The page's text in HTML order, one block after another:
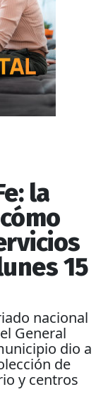
la
15
nacional
General
dio a
de
y centros